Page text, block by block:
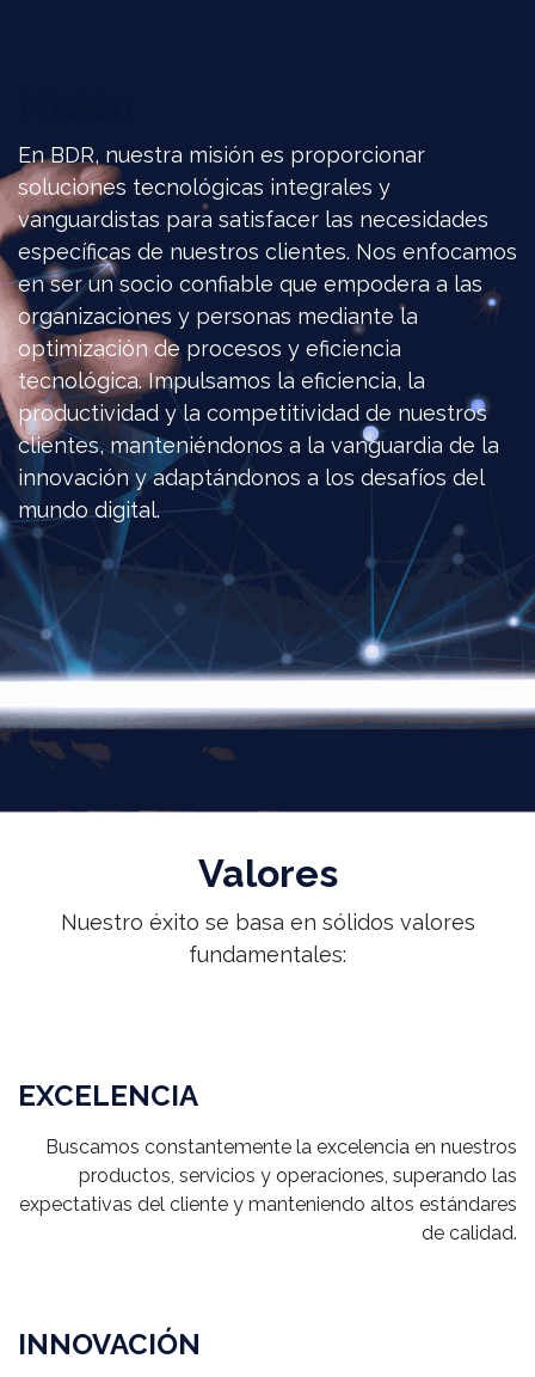
En BDR, nuestra misión es proporcionar
soluciones tecnológicas integrales y
vanguardistas para satisfacer las necesidades
específicas de nuestros clientes. Nos enfocamos
en ser un socio confiable que empodera a las
organizaciones y personas mediante la
optimización de procesos y eficiencia
tecnológica. Impulsamos la eficiencia, la
productividad y la competitividad de nuestros
clientes, manteniéndonos a la vanguardia de la
innovación y adaptándonos a los desafíos del
mundo digital.
Valores
Nuestro éxito se basa en sólidos valores
fundamentales:
EXCELENCIA
Buscamos constantemente la excelencia en nuestros
productos, servicios y operaciones, superando las
expectativas del cliente y manteniendo altos estándares
de calidad.
INNOVACIÓN